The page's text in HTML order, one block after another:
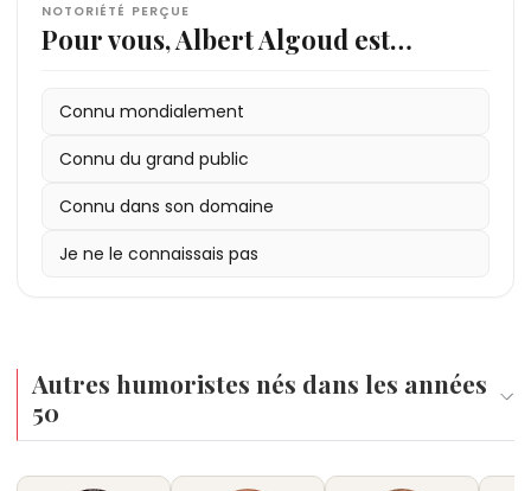
NOTORIÉTÉ PERÇUE
Pour vous, Albert Algoud est…
Connu mondialement
Connu du grand public
Connu dans son domaine
Je ne le connaissais pas
Autres humoristes nés dans les années
50